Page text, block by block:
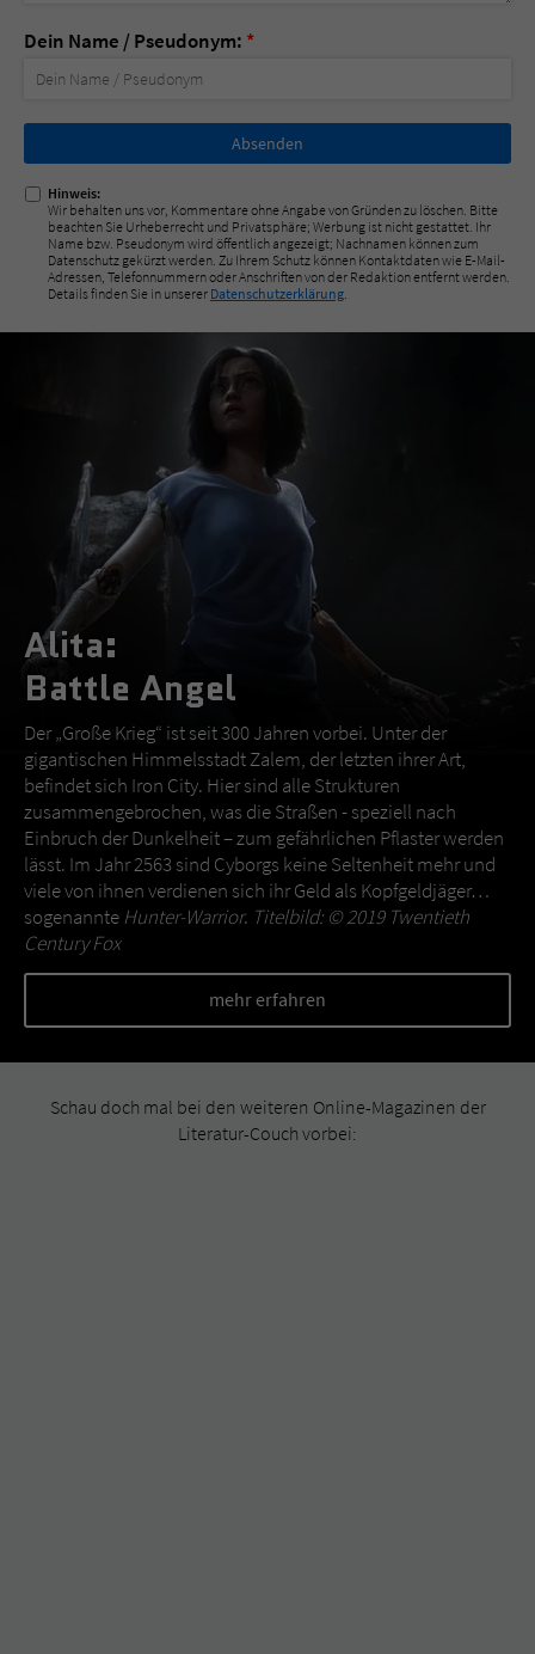
Dein Name / Pseudonym: *
Nicht
ausfüllen!
Hinweis:
Wir behalten uns vor, Kommentare ohne Angabe von Gründen zu löschen. Bitte
beachten Sie Urheberrecht und Privatsphäre; Werbung ist nicht gestattet. Ihr
Name bzw. Pseudonym wird öffentlich angezeigt; Nachnamen können zum
Datenschutz gekürzt werden. Zu Ihrem Schutz können Kontaktdaten wie E-Mail-
Adressen, Telefonnummern oder Anschriften von der Redaktion entfernt werden.
Details finden Sie in unserer Datenschutzerklärung
Alita:
Battle Angel
Der „Große Krieg“ ist seit 300 Jahren vorbei. Unter der
gigantischen Himmelsstadt Zalem, der letzten ihrer Art,
befindet sich Iron City. Hier sind alle Strukturen
zusammengebrochen, was die Straßen - speziell nach
Einbruch der Dunkelheit – zum gefährlichen Pflaster werden
lässt. Im Jahr 2563 sind Cyborgs keine Seltenheit mehr und
viele von ihnen verdienen sich ihr Geld als Kopfgeldjäger…
sogenannte Hunter-Warrior. Titelbild: © 2019 Twentieth
Century Fox
mehr erfahren
Schau doch mal bei den weiteren Online-Magazinen der
Literatur-Couch vorbei: